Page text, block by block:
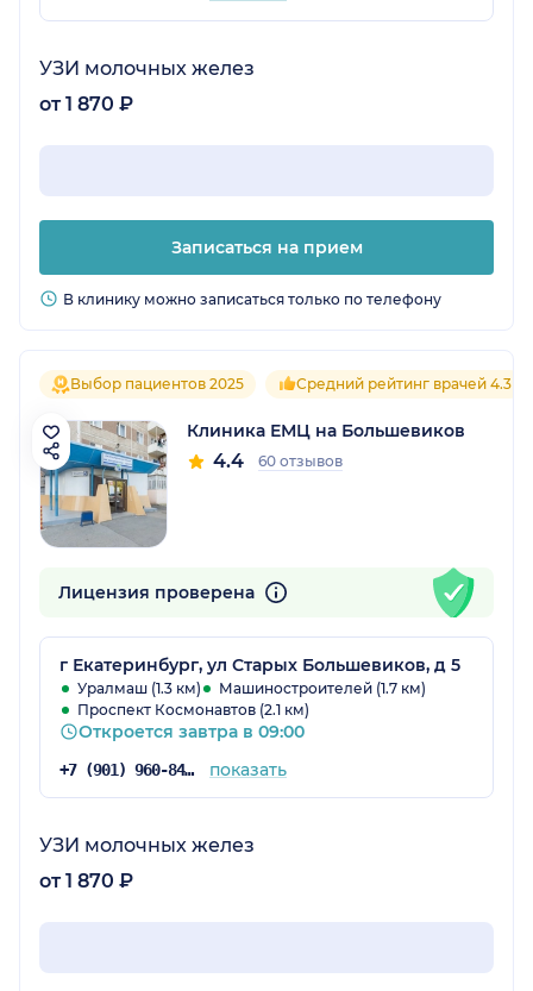
УЗИ молочных желез
от 1 870 ₽
Записаться на прием
В клинику можно записаться только по телефону
Выбор пациентов 2025 Средний рейтинг врачей 4.3
Клиника ЕМЦ на Большевиков
4.4 60 отзывов
Лицензия проверена
г Екатеринбург, ул Старых Большевиков, д 5
Уралмаш (1.3 км)
Машиностроителей (1.7 км)
Проспект Космонавтов (2.1 км)
Откроется завтра в 09:00
+7 (901) 960-84-27 показать
УЗИ молочных желез
от 1 870 ₽